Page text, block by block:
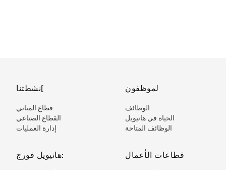
نشطتنا[
قطاع المباني
القطاع الصناعي
إدارة العمليات
هانيويل فورج:
لموظفون
الوظائف
الحياة في هانيويل
الوظائف المتاحة
قطاعات الأعمال